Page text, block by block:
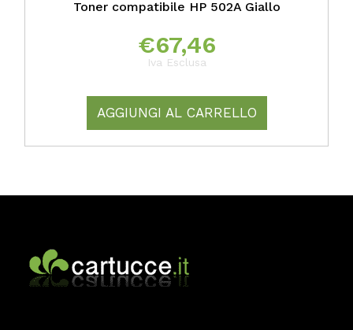
Toner compatibile HP 502A Giallo
€67,46
Iva Esclusa
AGGIUNGI AL CARRELLO